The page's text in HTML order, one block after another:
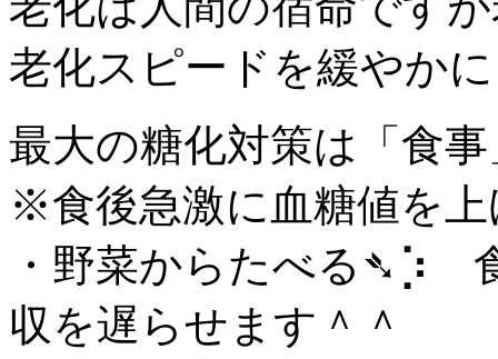
老化スピードを緩やか
最大の糖化対策は「食
※食後急激に血糖値を
・野菜からたべる➴⡱
収を遅らせます＾＾